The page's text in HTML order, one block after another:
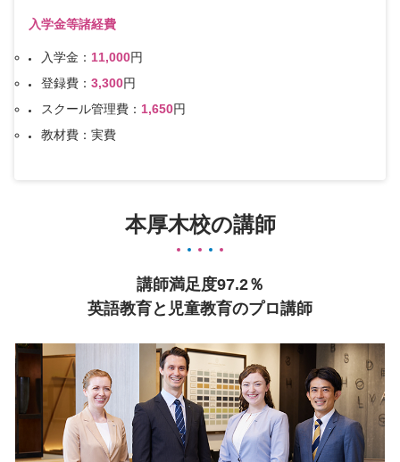
入学金等諸経費
入学金： 11,000円
登録費： 3,300円
スクール管理費： 1,650円
教材費：実費
本厚木校の講師
講師満足度97.2％
英語教育と児童教育のプロ講師